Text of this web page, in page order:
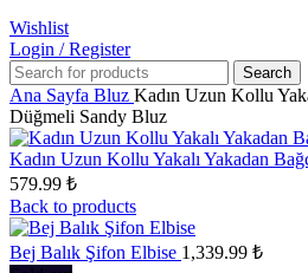
Wishlist
Login / Register
Search
Ana Sayfa Bluz Kadın Uzun Kollu
Düğmeli Sandy Bluz
Kadın Uzun Kollu Yakalı Yakadan
579.99 ₺
Back to products
Bej Balık Şifon Elbise 1,339.99 ₺